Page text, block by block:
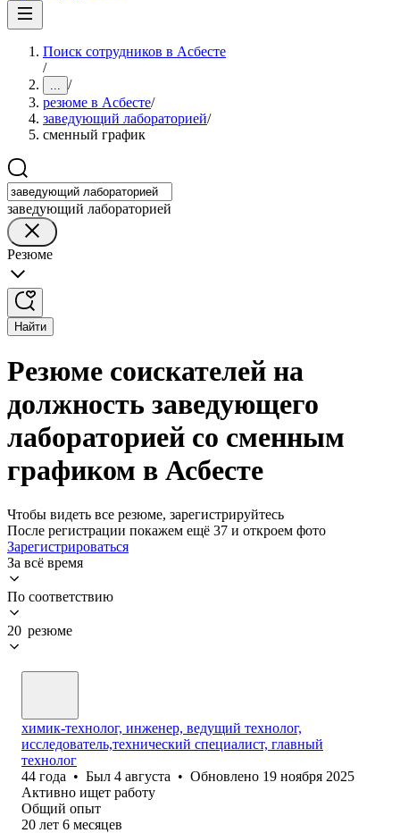
Поиск сотрудников в Асбесте
/
... /
резюме в Асбесте/
заведующий лабораторией/
сменный график
заведующий лабораторией
Резюме
Найти
Резюме соискателей на
должность заведующего
лабораторией со сменным
графиком в Асбесте
Чтобы видеть все резюме, зарегистрируйтесь
После регистрации покажем ещё 37 и откроем фото
Зарегистрироваться
За всё время
По соответствию
20 резюме
химик-технолог, инженер, ведущий технолог,
исследователь,технический специалист, главный
технолог
44 года • Был 4 августа • Обновлено 19 ноября 2025
Активно ищет работу
Общий опыт
20 лет 6 месяцев